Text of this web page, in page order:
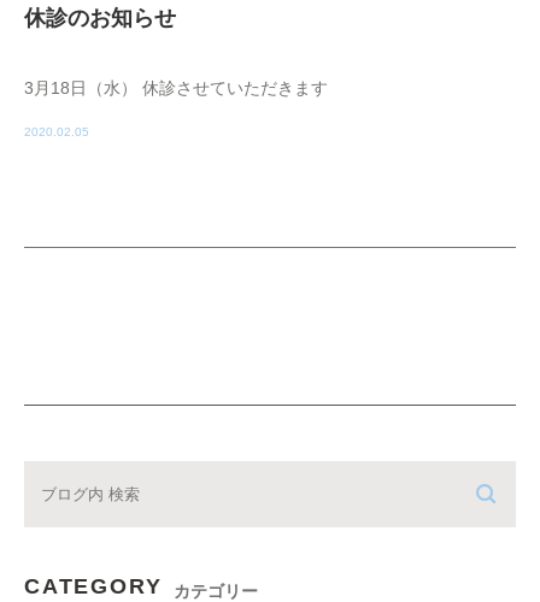
休診のお知らせ
3月18日（水） 休診させていただきます
2020.02.05
CATEGORY カテゴリー